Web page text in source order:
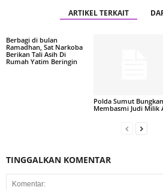
ARTIKEL TERKAIT
Berbagi di bulan
Ramadhan, Sat Narkoba
Berikan Tali Asih Di
Rumah Yatim Beringin
Polda Sumut
Membasmi Judi Milik
TINGGALKAN KOMENTAR